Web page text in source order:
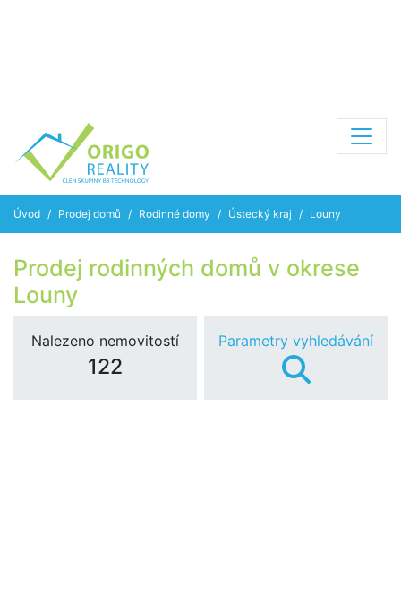
Úvod Prodej domů Rodinné domy Ústecký kraj Louny
Prodej rodinných domů v okrese
Louny
Nalezeno nemovitostí
122
Parametry vyhledávání